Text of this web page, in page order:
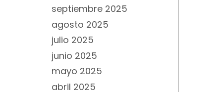
septiembre 2025
agosto 2025
julio 2025
junio 2025
mayo 2025
abril 2025